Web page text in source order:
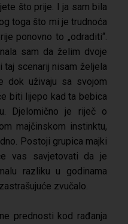
što prije. I ja sam bila
toga što mi je trudnoća
ponovno to „odraditi“.
sam da želim dvoje
taj scenarij nisam željela
dok uživaju sa svojom
biti lijepo kad ta bebica
Djelomično je riječ o
majčinskom instinktu,
Postoji grupica majki
vas savjetovati da je
razliku u godinama
zvučalo.
prednosti kod rađanja